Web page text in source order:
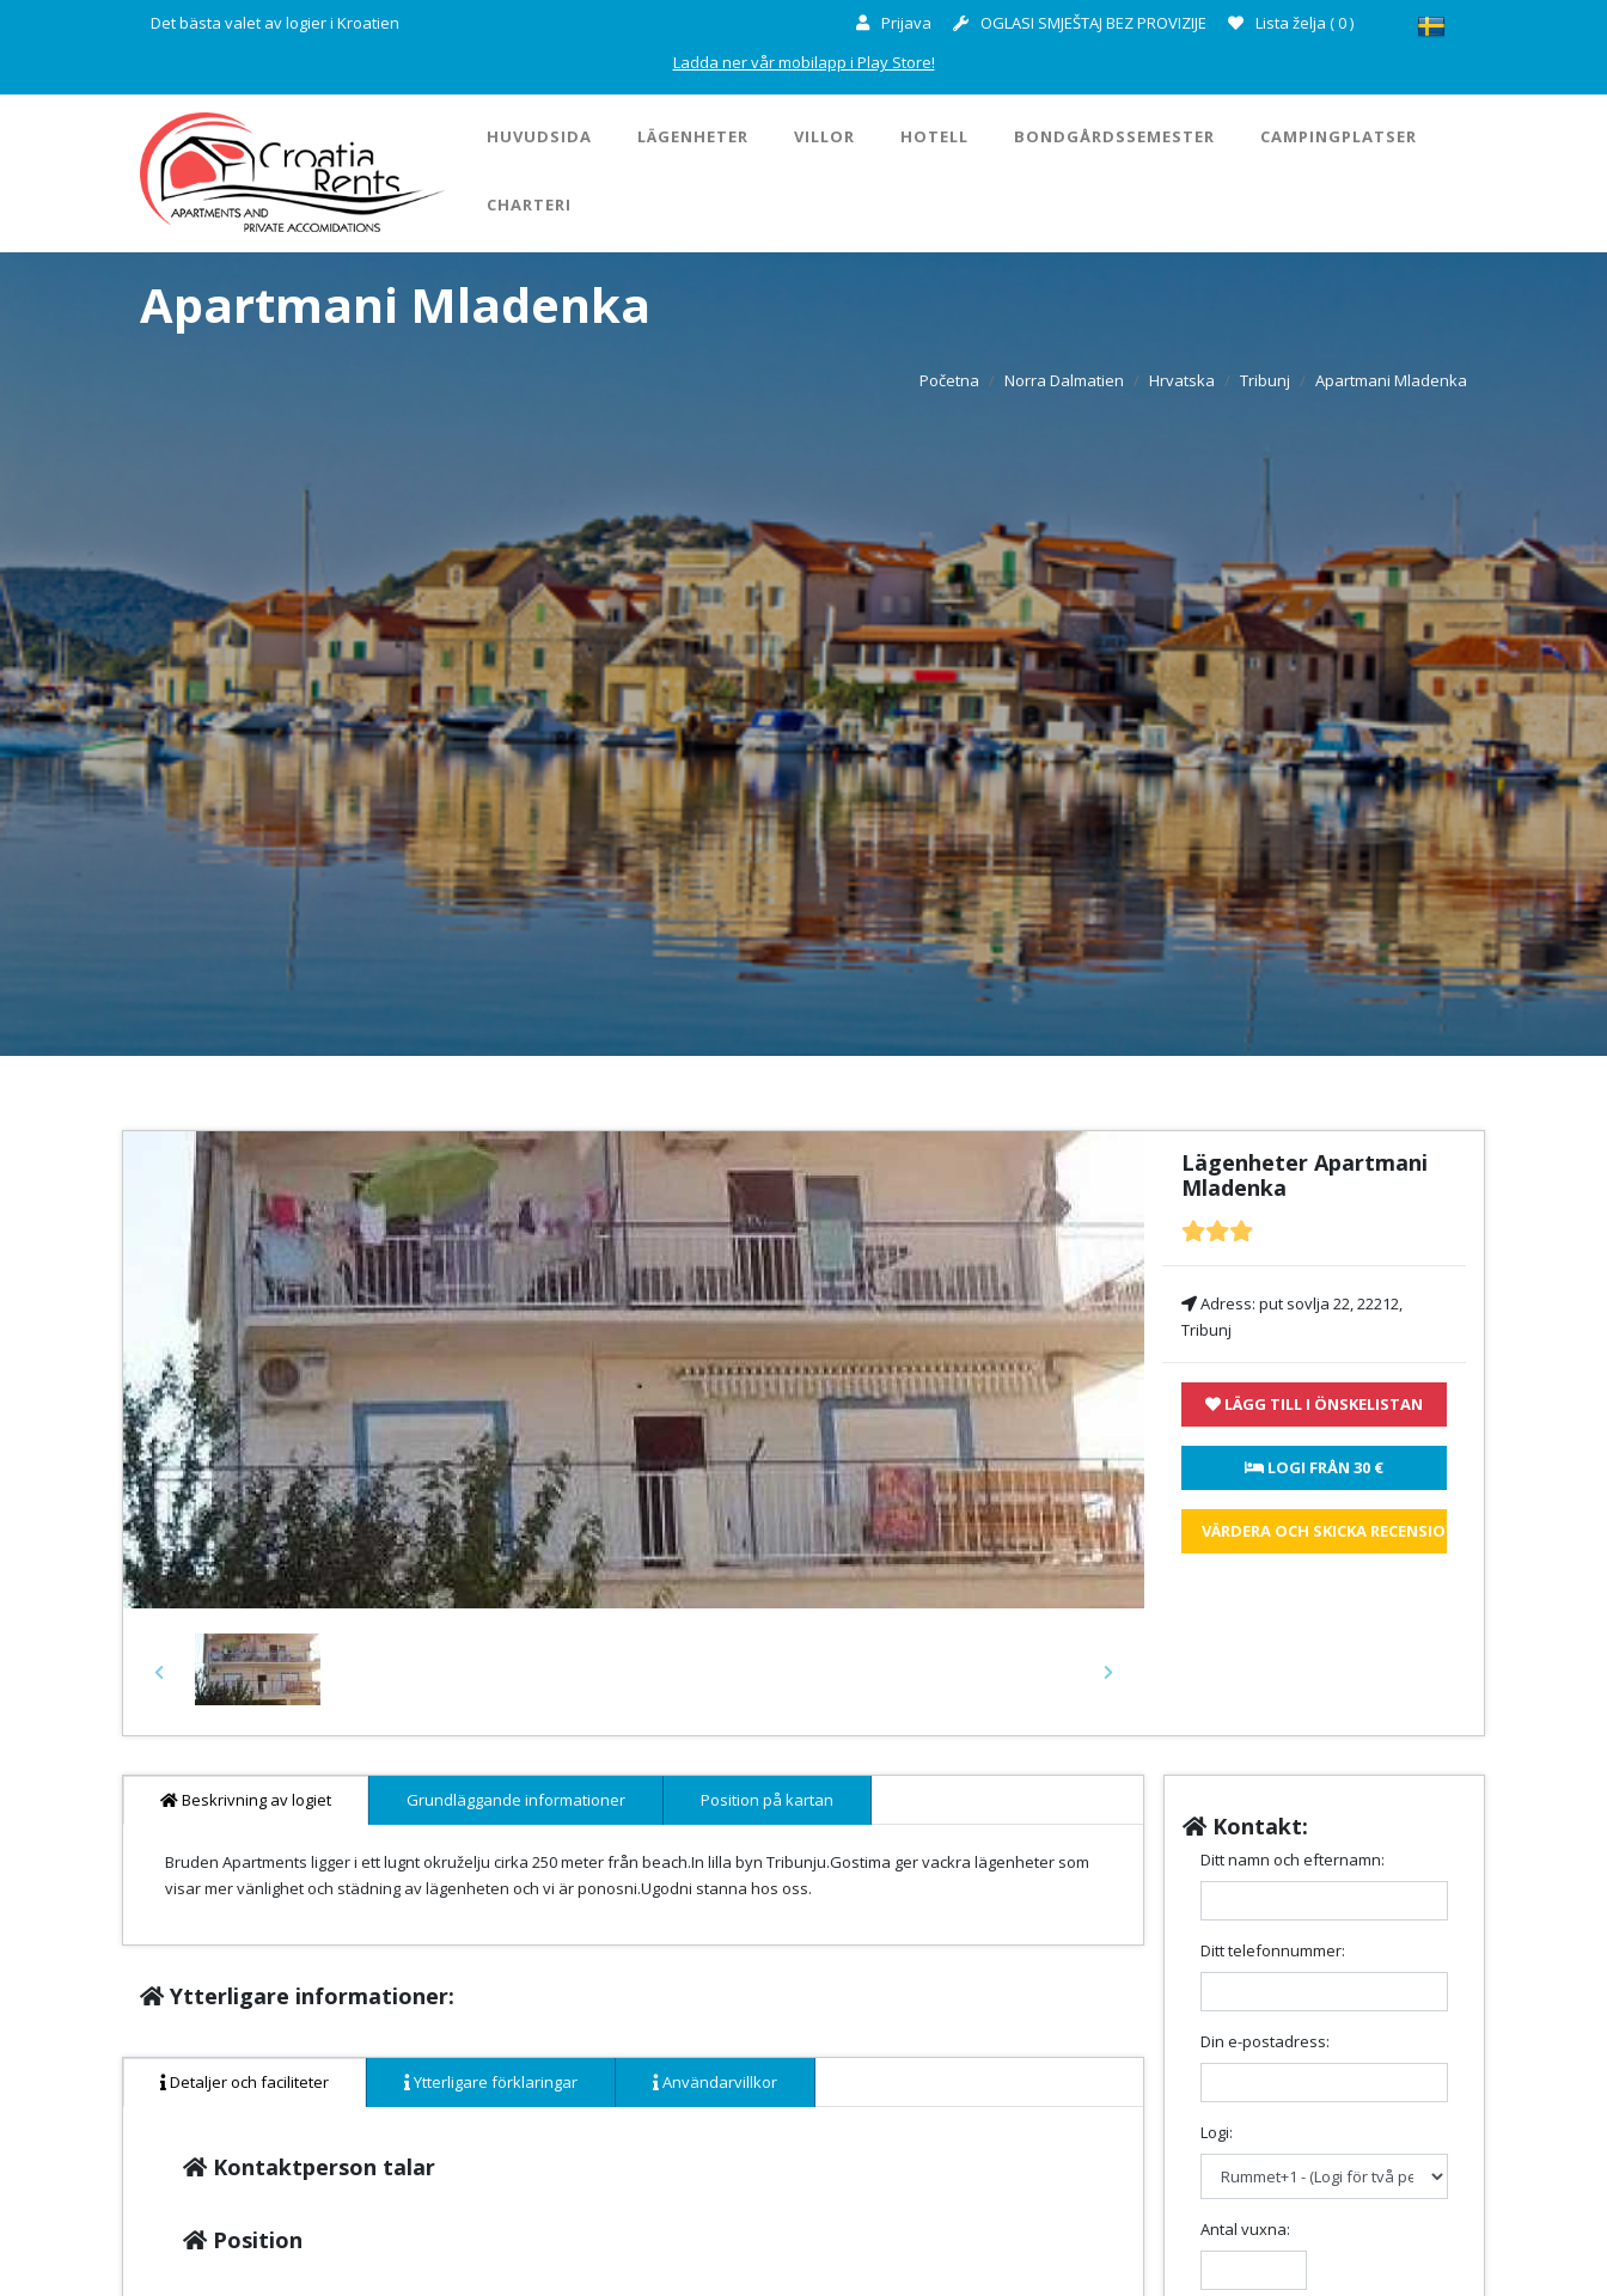
Det bästa valet av logier i Kroatien Prijava OGLASI SMJEŠTAJ BEZ PROVIZIJE Lista želja (0)
Ladda ner vår mobilapp i Play Store!
HUVUDSIDA LÄGENHETER VILLOR HOTELL BONDGÅRDSSEMESTER CAMPINGPLATSER
CHARTERI
Apartmani Mladenka
Početna Norra Dalmatien Hrvatska Tribunj Apartmani Mladenka
Previous Next
Lägenheter Apartmani
Mladenka
Adress: put sovlja 22, 22212,
Tribunj
LÄGG TILL I ÖNSKELISTAN
LOGI FRÅN 30 €
VÄRDERA OCH SKICKA RECENSIONEN
Beskrivning av logiet Grundläggande informationer Position på kartan
Bruden Apartments ligger i ett lugnt okruželju cirka 250 meter från beach.In lilla byn Tribunju.Gostima ger vackra lägenheter som
visar mer vänlighet och städning av lägenheten och vi är ponosni.Ugodni stanna hos oss.
Ytterligare informationer:
Detaljer och faciliteter Ytterligare förklaringar Användarvillkor
Kontaktperson talar
Position
Kontakt:
Ditt namn och efternamn:
Ditt telefonnummer:
Din e-postadress:
Logi:
Antal vuxna: